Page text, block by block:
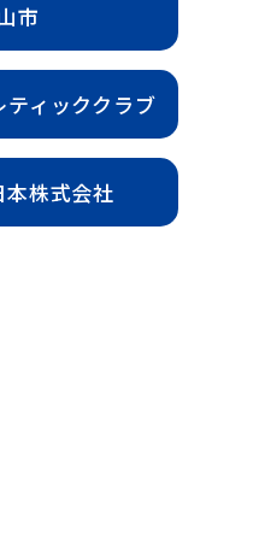
市
ィッククラブ
株式会社